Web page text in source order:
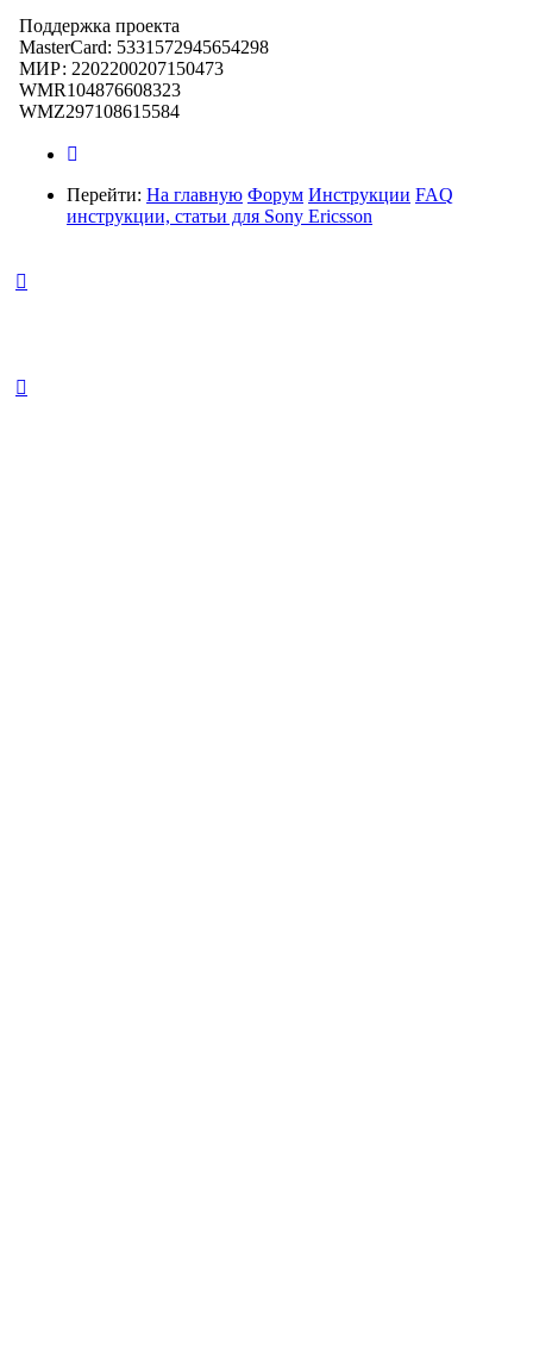
Поддержка проекта
MasterCard: 5331572945654298
МИР: 2202200207150473
WMR104876608323
WMZ297108615584
Перейти: На главную Форум Инструкции FAQ
инструкции, статьи для Sony Ericsson